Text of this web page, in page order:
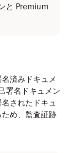
と Premium
済みドキュメ
署名ドキュメン
されたドキュ
め、監査証跡